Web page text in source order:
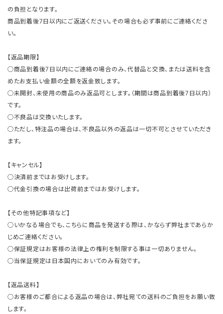
の負担となります。
商品到着後7日以内にご返送ください。その場合も必ず事前にご連絡くださ
い。
【返品期限】
○商品到着後7日以内にご連絡の場合のみ、代替品と交換、または送料を含
めたお支払い金額の全額を返金致します。
○未開封、未使用の商品のみ返品可とします。（期間は商品到着後7日以内）
です。
○不良品は交換いたします。
○ただし、特注品の場合は、不良品以外の返品は一切不可とさせていただき
ます。
【キャンセル】
○決済前まではお受けします。
○代金引換の場合は出荷前まではお受けします。
【その他特記事項など】
○いかなる場合でも、こちらに商品を発送する際は、かならず弊社まであらか
じめご連絡ください。
○保証規定はお客様の法律上の権利を制限する事は一切ありません。
○当保証規定は日本国内においてのみ有効です。
【返品送料】
○お客様のご都合による返品の場合は、弊社宛ての送料のご負担をお願い致
します。